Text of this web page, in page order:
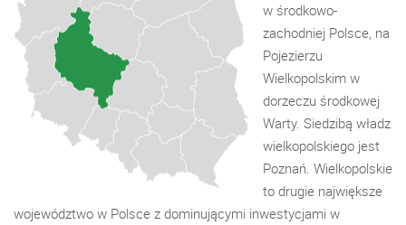
w środkowo-
zachodniej Polsce, na
Pojezierzu
Wielkopolskim w
dorzeczu środkowej
Warty. Siedzibą władz
wielkopolskiego jest
Poznań. Wielkopolskie
to drugie największe
województwo w Polsce z dominującymi inwestycjami w